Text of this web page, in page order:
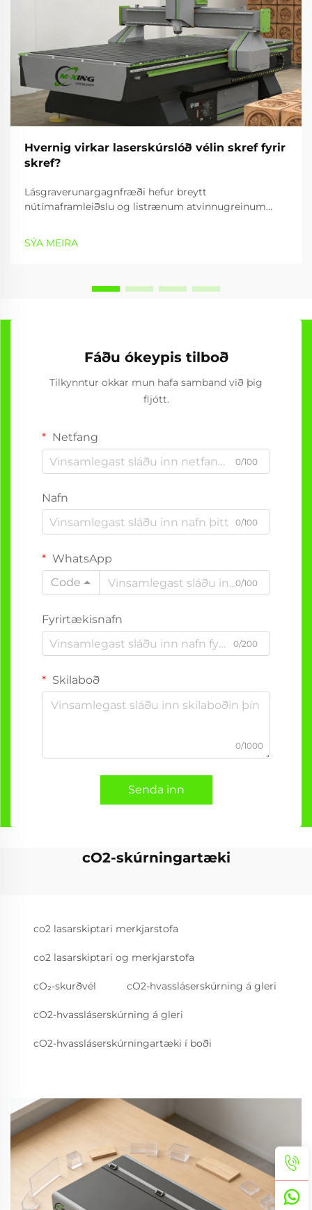
Hvernig virkar laserskúrslóð vélin skref fyrir
skref?
Lásgraverunargagnfræði hefur breytt
nútímaframleiðslu og listrænum atvinnugreinum
fjölbreytta getur til að vinna efni. Graverunartæki
notar samleitnan lásstrála til að búa til nákvæmar
SÝA MEIRA
Fáðu ókeypis tilboð
Tilkynntur okkar mun hafa samband við þig
fljótt.
Netfang
0/100
Nafn
0/100
WhatsApp
Code
0/100
Fyrirtækisnafn
0/200
Skilaboð
0/1000
Senda inn
cO2-skúrningartæki
co2 lasarskiptari merkjarstofa
co2 lasarskiptari og merkjarstofa
cO₂-skurðvél cO2-hvassláserskúrning á gleri
cO2-hvassláserskúrning á gleri
cO2-hvassláserskúrningartæki í boði